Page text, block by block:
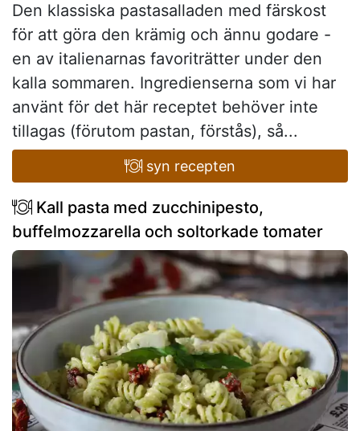
Den klassiska pastasalladen med färskost
för att göra den krämig och ännu godare -
en av italienarnas favoriträtter under den
kalla sommaren. Ingredienserna som vi har
använt för det här receptet behöver inte
tillagas (förutom pastan, förstås), så...
syn recepten
Kall pasta med zucchinipesto,
buffelmozzarella och soltorkade tomater